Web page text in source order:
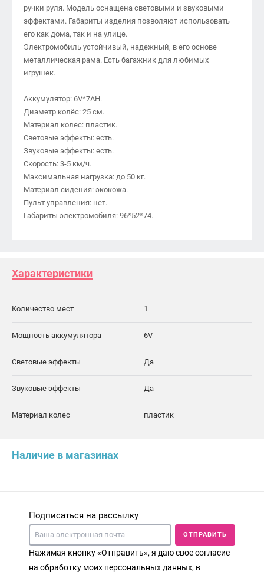
ручки руля. Модель оснащена световыми и звуковыми
эффектами. Габариты изделия позволяют использовать
его как дома, так и на улице.
Электромобиль устойчивый, надежный, в его основе
металлическая рама. Есть багажник для любимых
игрушек.
Аккумулятор: 6V*7АН.
Диаметр колёс: 25 см.
Материал колес: пластик.
Световые эффекты: есть.
Звуковые эффекты: есть.
Скорость: 3-5 км/ч.
Максимальная нагрузка: до 50 кг.
Материал сидения: экокожа.
Пульт управления: нет.
Габариты электромобиля: 96*52*74.
Характеристики
Количество мест 1
Мощность аккумулятора 6V
Световые эффекты Да
Звуковые эффекты Да
Материал колес пластик
Наличие в магазинах
Подписаться на рассылку
ОТПРАВИТЬ
Нажимая кнопку «Отправить», я даю свое согласие
на обработку моих персональных данных, в